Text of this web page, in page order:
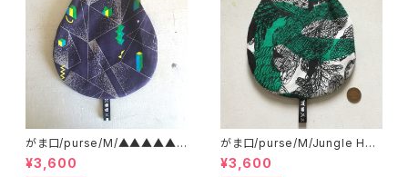
がま口/purse/M/▲▲▲▲▲?
▲▲▲ AB
¥3,600
がま口/purse/M/Jungle Her
e
¥3,600